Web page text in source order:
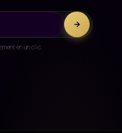
en un clic.